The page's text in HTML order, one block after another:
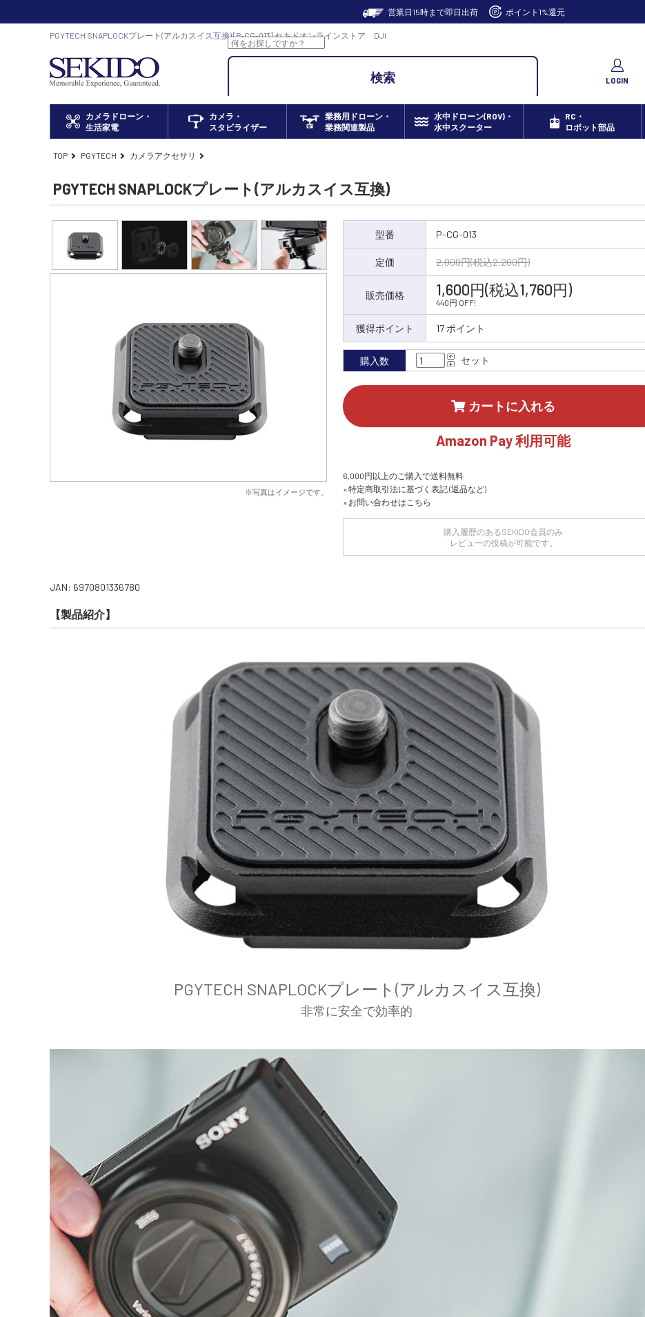
営業日15時まで即日出荷 ポイント1%還元
PGYTECH SNAPLOCKプレート(アルカスイス互換) [P-CG-013] セキドオンラインストア DJI
ドローン正規代理店
検索 LOGIN
カメラドローン・
生活家電
カメラ・
スタビライザー
業務用ドローン・
業務関連製品
水中ドローン(ROV)・
水中スクーター
RC・
ロボット部品
TOP PGYTECH カメラアクセサリ
PGYTECH SNAPLOCKプレート(アルカスイス互換)
※写真はイメージです。
型番 P-CG-013
定価 2,000円(税込2,200円)
販売価格 1,600円(税込1,760円)
440円 OFF!
獲得ポイント 17 ポイント
購入数 セット
カートに入れる
Amazon Pay 利用可能
6,000円以上のご購入で送料無料
» 特定商取引法に基づく表記 (返品など)
» お問い合わせはこちら
購入履歴のあるSEKIDO会員のみ
レビューの投稿が可能です。
JAN: 6970801336780
【製品紹介】
PGYTECH SNAPLOCKプレート(アルカスイス互換)
非常に安全で効率的